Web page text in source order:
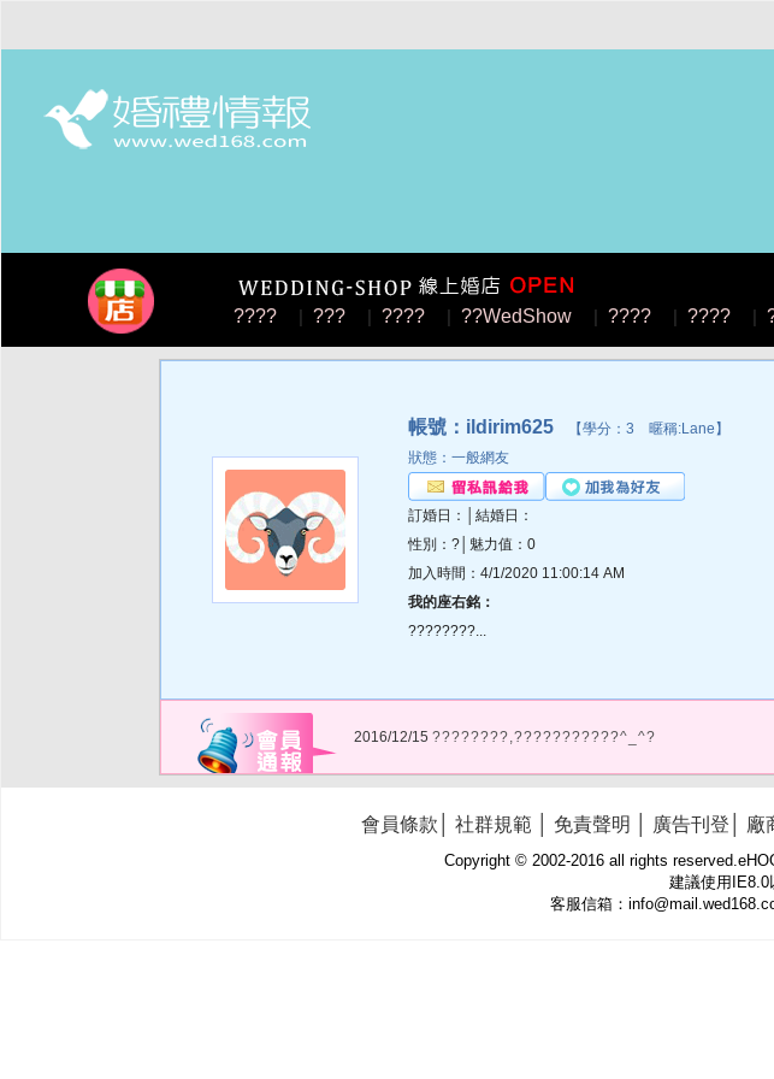
???? | ??? | ???? | ??WedShow | ???? | ???? |
帳號：ildirim625 【學分：3 暱稱:Lane】
狀態：一般網友
訂婚日：│結婚日：
性別：?│魅力值：0
加入時間：4/1/2020 11:00:14 AM
我的座右銘：
????????...
2016/12/15 ????????,???????????^_^?
會員條款 社群規範 免責聲明 廣告刊登 廠
Copyright © 2002-2016 all rights
建議使用IE8.0
客服信箱：